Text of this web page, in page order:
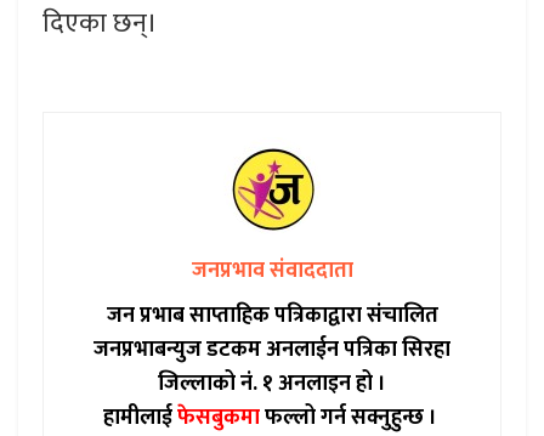
दिएका छन्।
जनप्रभाव संवाददाता
जन प्रभाब साप्ताहिक पत्रिकाद्वारा संचालित
जनप्रभाबन्युज डटकम अनलाईन पत्रिका सिरहा
जिल्लाको नं. १ अनलाइन हो ।
हामीलाईफेसबुकमाफल्लो गर्न सक्नुहुन्छ ।